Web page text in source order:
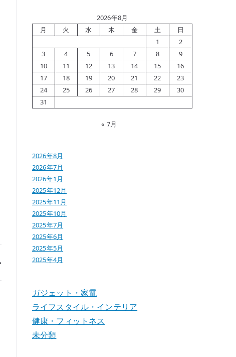
2026年8月
月
火 水 木 金 土
日
1
2
3
4 5 6 7 8
9
10
11 12 13 14 15
16
17
18 19 20 21 22
23
24
25 26 27 28 29
30
31
« 7月
2026年8月
2026年7月
2026年1月
2025年12月
2025年11月
2025年10月
2025年7月
2025年6月
2025年5月
2025年4月
ガジェット・家電
ライフスタイル・インテリア
健康・フィットネス
未分類